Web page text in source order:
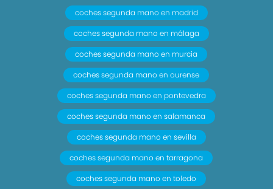
coches segunda mano en madrid
coches segunda mano en málaga
coches segunda mano en murcia
coches segunda mano en ourense
coches segunda mano en pontevedra
coches segunda mano en salamanca
coches segunda mano en sevilla
coches segunda mano en tarragona
coches segunda mano en toledo